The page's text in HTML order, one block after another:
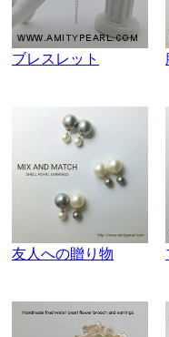
ブレスレット
友人への贈り物